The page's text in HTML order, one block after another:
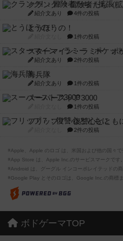
クランク! ：冒険者たち（拡
紹介文あり 4件の投稿
とうほうの！
1件の投稿
スターマイン・ラミー ポ
紹介文あり 2件の投稿
海兵隊
紹介文あり 1件の投稿
スーパーストア3000
1件の投稿
フリップ７：復讐心ととも
2件の投稿
※Apple、Apple のロゴ は、米国および他の国々
※App Store は、Apple Inc.のサービスマークです。
※Android は、グーグル インコーポレイテッドの商
※Google Play とそのロゴは、Google Inc.の商標
ボドゲーマTOP